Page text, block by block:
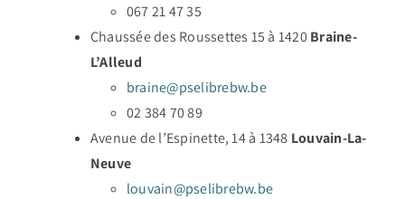
067 21 47 35
Chaussée des Roussettes 15 à 1420Braine-
L’Alleud
braine@pselibrebw.be
02 384 70 89
Avenue de l’Espinette, 14 à 1348 Louvain-La-
Neuve
louvain@pselibrebw.be